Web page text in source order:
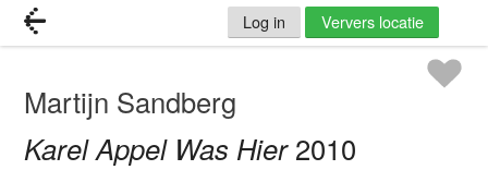
Log in Ververs locatie
Martijn Sandberg
Karel Appel Was Hier 2010